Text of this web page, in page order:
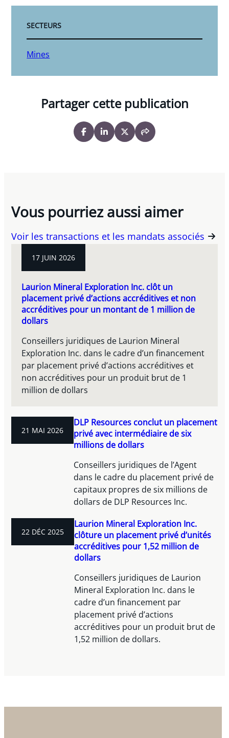
SECTEURS
Mines
Partager cette publication
Vous pourriez aussi aimer
Voir les transactions et les mandats associés
17 JUIN 2026
Laurion Mineral Exploration Inc. clôt un
placement privé d’actions accréditives et non
accréditives pour un montant de 1 million de
dollars
Conseillers juridiques de Laurion Mineral
Exploration Inc. dans le cadre d’un financement
par placement privé d’actions accréditives et
non accréditives pour un produit brut de 1
million de dollars
21 MAI 2026
DLP Resources conclut un placement
privé avec intermédiaire de six
millions de dollars
Conseillers juridiques de l’Agent
dans le cadre du placement privé de
capitaux propres de six millions de
dollars de DLP Resources Inc.
22 DÉC 2025
Laurion Mineral Exploration Inc.
clôture un placement privé d’unités
accréditives pour 1,52 million de
dollars
Conseillers juridiques de Laurion
Mineral Exploration Inc. dans le
cadre d’un financement par
placement privé d’actions
accréditives pour un produit brut de
1,52 million de dollars.